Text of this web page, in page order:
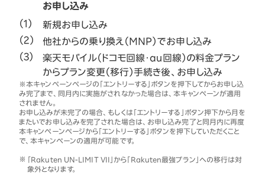
お申し込み
新規お申し込み
他社からの乗り換え（MNP）でお申し込み
楽天モバイル（ドコモ回線・au回線）の料金プラン
からプラン変更（移行）手続き後、お申し込み
※本キャンペーンページの「エントリーする」ボタンを押下してからお申し込
み完了まで、同月内に実施がされなかった場合は、本キャンペーンが適用
されません。
お申し込みが未完了の場合、もしくは「エントリーする」ボタン押下から月を
またいでお申し込みを完了された場合は、お申し込み完了と同月内に再度
本キャンペーンページから「エントリーする」ボタンを押下していただくこと
で、本キャンペーンの適用が可能です。
「Rakuten UN-LIMIT VII」から「Rakuten最強プラン」への移行は対
象外となります。